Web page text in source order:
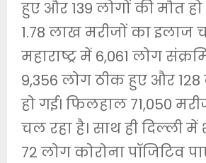
हुए और 139 लोगों की मौत
1.78 लाख मरीजों का इलाज
महाराष्ट्र में 6,061 लोग
9,356 लोग ठीक हुए और 128
हो गई। फिलहाल 71,050
चल रहा है। साथ ही दिल्ली में
72 लोग कोरोना पॉजिटिव